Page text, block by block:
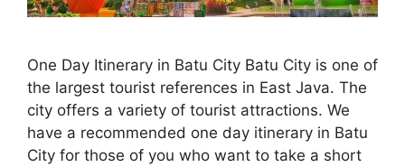
One Day Itinerary in Batu City Batu City is one of
the largest tourist references in East Java. The
city offers a variety of tourist attractions. We
have a recommended one day itinerary in Batu
City for those of you who want to take a short